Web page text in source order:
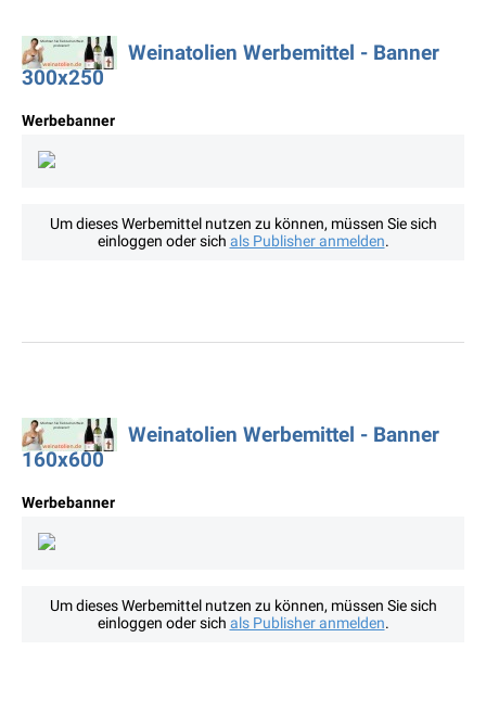
Weinatolien Werbemittel - Banner
300x250
Werbebanner
Um dieses Werbemittel nutzen zu können, müssen Sie sich
einloggen oder sich als Publisher anmelden.
Weinatolien Werbemittel - Banner
160x600
Werbebanner
Um dieses Werbemittel nutzen zu können, müssen Sie sich
einloggen oder sich als Publisher anmelden.